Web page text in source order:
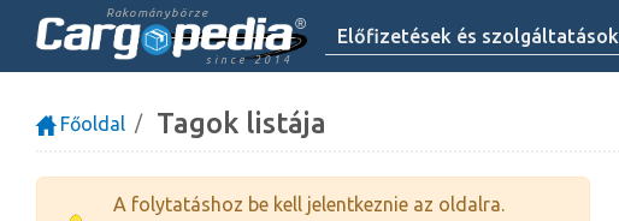
Rakománybörze
since 2014
Előfizetések és szolgáltatások
Főoldal Tagok listája
A folytatáshoz be kell jelentkeznie az oldalra.